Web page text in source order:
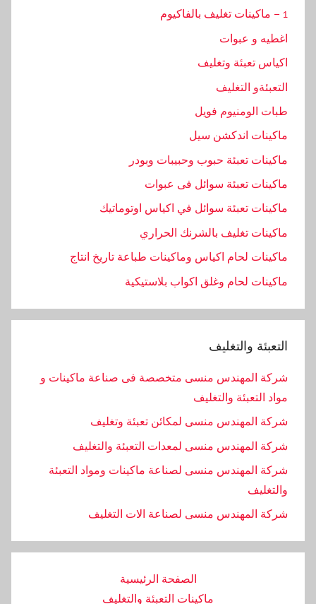
1 – ماكينات تغليف بالفاكيوم
اغطيه و عبوات
اكياس تعبئة وتغليف
التعبئةو التغليف
طبات الومنيوم فويل
ماكينات اندكشن سيل
ماكينات تعبئة حبوب وحبيبات وبودر
ماكينات تعبئة سوائل فى عبوات
ماكينات تعبئة سوائل في اكياس اوتوماتيك
ماكينات تغليف بالشرنك الحراري
ماكينات لحام اكياس وماكينات طباعة تاريخ انتاج
ماكينات لحام وغلق اكواب بلاستيكية
التعبئة والتغليف
شركة المهندس منسى متخصصة فى صناعة ماكينات و
مواد التعبئة والتغليف
شركة المهندس منسى لمكائن تعبئة وتغليف
شركة المهندس منسى لمعدات التعبئة والتغليف
شركة المهندس منسى لصناعة ماكينات ومواد التعبئة
والتغليف
‏شركة المهندس منسى لصناعة الات التغليف
الصفحة الرئيسية
ماكينات التعبئة والتغليف